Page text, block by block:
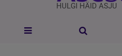
HULGI HÄID ASJU